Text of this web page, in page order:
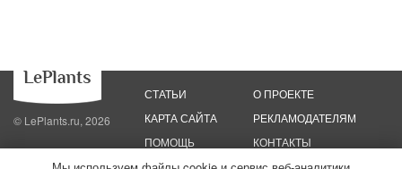
© LePlants.ru, 2026
СТАТЬИ
КАРТА САЙТА
ПОМОЩЬ
О ПРОЕКТЕ
РЕКЛАМОДАТЕЛЯМ
КОНТАКТЫ